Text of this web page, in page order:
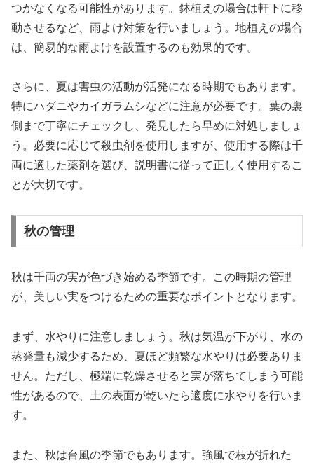
つかなくなる可能性があります。鉢植えの場合は軒下に移
動させるなど、雨よけ対策を行いましょう。地植えの場合
は、簡易的な雨よけを設置するのも効果的です。
さらに、夏は害虫の活動が活発になる時期でもあります。
特にハダニやカイガラムシなどに注意が必要です。葉の裏
側まで丁寧にチェックし、発見したら早めに対処しましょ
う。必要に応じて殺虫剤を使用しますが、使用する際は千
両に適した薬剤を選び、説明書に従って正しく使用するこ
とが大切です。
秋の管理
秋は千両の実が色づき始める季節です。この時期の管理
が、美しい実をつけるための重要なポイントとなります。
まず、水やりに注意しましょう。秋は気温が下がり、水の
蒸発量も減少するため、夏ほど頻繁な水やりは必要ありま
せん。ただし、極端に乾燥させると実が落ちてしまう可能
性があるので、土の表面が乾いたら適度に水やりを行いま
す。
また、秋は台風の季節でもあります。強風で枝が折れた